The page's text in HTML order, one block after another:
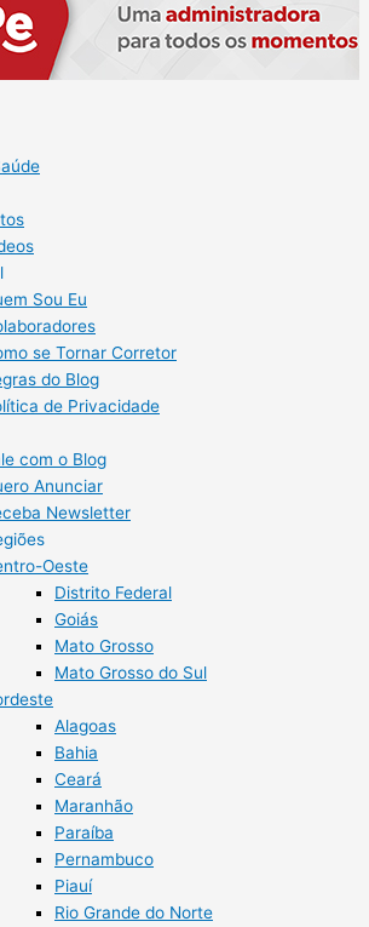
Sou Eu
se Tornar Corretor
do Blog
de Privacidade
com o Blog
Anunciar
Newsletter
Oeste
Distrito Federal
Goiás
Mato Grosso
Mato Grosso do Sul
Alagoas
Bahia
Ceará
Maranhão
Paraíba
Pernambuco
Piauí
Rio Grande do Norte